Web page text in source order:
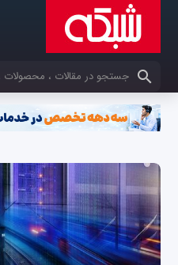
کلمات کلیدی خود را وارد کنید